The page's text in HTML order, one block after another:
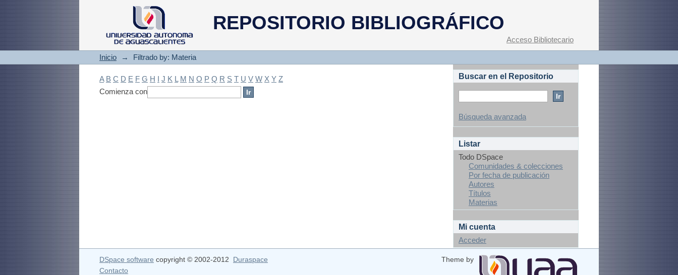
REPOSITORIO BIBLIOGRÁFICO
Filtrado by: Materia
Acceso Bibliotecario
Inicio → Filtrado by: Materia
A B C D E F G H I J K L M N O P Q R S T U V W X Y Z
Comienza con
Buscar en el Repositorio
Búsqueda avanzada
Listar
Todo DSpace
Comunidades & colecciones
Por fecha de publicación
Autores
Títulos
Materias
Mi cuenta
Acceder
DSpace software copyright © 2002-2012 Duraspace
Theme by
Contacto